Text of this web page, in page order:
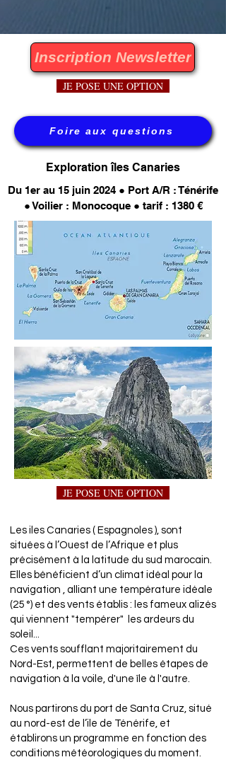
Inscription Newsletter
JE POSE UNE OPTION
Foire aux questions
Exploration îles Canaries
Du 1er au 15 juin 2024 ● Port A/R : Ténérife
● Voilier : Monocoque ● tarif : 1380 €
JE POSE UNE OPTION
Les iles Canaries ( Espagnoles ), sont
situées à l’Ouest de l’Afrique et plus
précisément à la latitude du sud marocain.
Elles bénéficient d’un climat idéal pour la
navigation , alliant une température idéale
(25 °) et des vents établis : les fameux alizés
qui viennent "tempérer" les ardeurs du
soleil...
Ces vents soufflant majoritairement du
Nord-Est, permettent de belles étapes de
navigation à la voile, d'une île à l'autre.
Nous partirons du port de Santa Cruz, situé
au nord-est de l’ile de Ténérife, et
établirons un programme en fonction des
conditions météorologiques du moment.